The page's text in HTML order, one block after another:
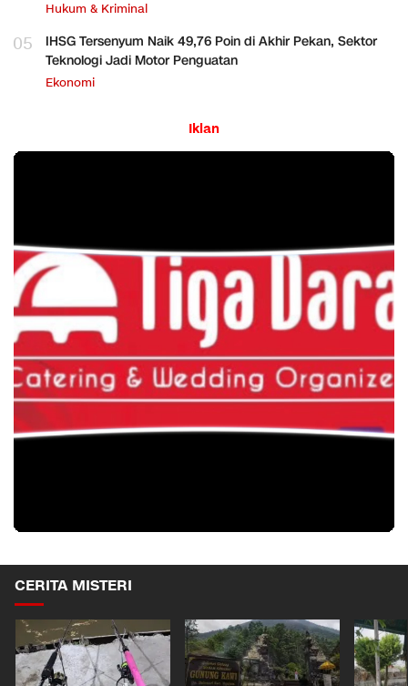
Hukum & Kriminal
05
IHSG Tersenyum Naik 49,76 Poin di Akhir Pekan, Sektor
Teknologi Jadi Motor Penguatan
Ekonomi
Iklan
CERITA MISTERI